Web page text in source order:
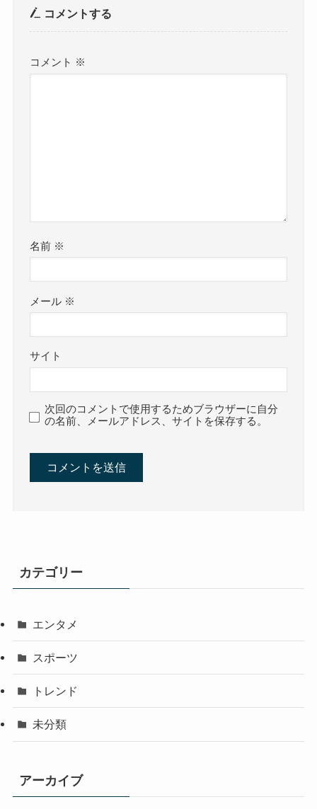
コメントする
コメント ※
名前 ※
メール ※
サイト
次回のコメントで使用するためブラウザーに自分
の名前、メールアドレス、サイトを保存する。
カテゴリー
エンタメ
スポーツ
トレンド
未分類
アーカイブ